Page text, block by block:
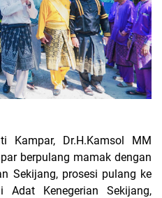
Kampar, Dr.H.Kamsol MM
berpulang mamak dengan
Sekijang, prosesi pulang ke
Kenegerian Sekijang,